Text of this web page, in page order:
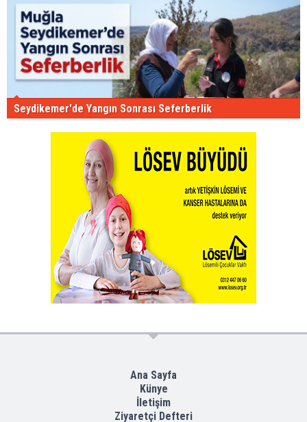
Seydikemer'de Yangın Sonrası Seferberlik
Ana Sayfa
Künye
İletişim
Ziyaretçi Defteri